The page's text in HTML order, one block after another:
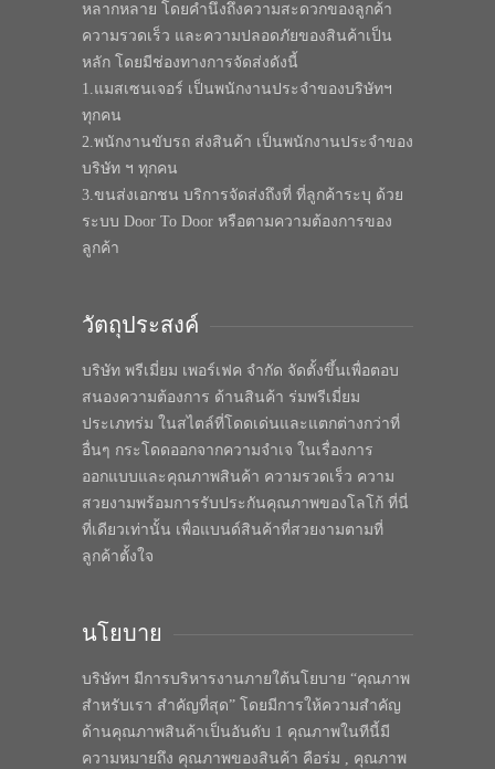
หลากหลาย โดยคำนึงถึงความสะดวกของลูกค้า
ความรวดเร็ว และความปลอดภัยของสินค้าเป็น
หลัก โดยมีช่องทางการจัดส่งดังนี้
1.แมสเซนเจอร์ เป็นพนักงานประจำของบริษัทฯ
ทุกคน
2.พนักงานขับรถ ส่งสินค้า เป็นพนักงานประจำของ
บริษัท ฯ ทุกคน
3.ขนส่งเอกชน บริการจัดส่งถึงที่ ที่ลูกค้าระบุ ด้วย
ระบบ Door To Door หรือตามความต้องการของ
ลูกค้า
วัตถุประสงค์
บริษัท พรีเมี่ยม เพอร์เฟค จำกัด จัดตั้งขึ้นเพื่อตอบ
สนองความต้องการ ด้านสินค้า ร่มพรีเมี่ยม
ประเภทร่ม ในสไตล์ที่โดดเด่นและแตกต่างกว่าที่
อื่นๆ กระโดดออกจากความจำเจ ในเรื่องการ
ออกแบบและคุณภาพสินค้า ความรวดเร็ว ความ
สวยงามพร้อมการรับประกันคุณภาพของโลโก้ ที่นี่
ที่เดียวเท่านั้น เพื่อแบนด์สินค้าที่สวยงามตามที่
ลูกค้าตั้งใจ
นโยบาย
บริษัทฯ มีการบริหารงานภายใต้นโยบาย “คุณภาพ
สำหรับเรา สำคัญที่สุด” โดยมีการให้ความสำคัญ
ด้านคุณภาพสินค้าเป็นอันดับ 1 คุณภาพในทีนี้มี
ความหมายถึง คุณภาพของสินค้า คือร่ม , คุณภาพ